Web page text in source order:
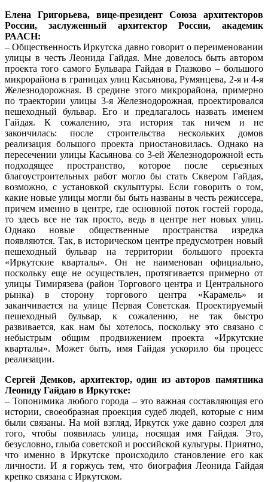
Елена Григорьева, вице-президент Союза архитекторов
России, заслуженный архитектор России, академик
РААСН:
– Общественность Иркутска давно говорит о переименовании
улицы в честь Леонида Гайдая. Мне довелось быть автором
проекта того самого Бульвара Гайдая в Глазково – большого
микрорайона в границах улиц Касьянова, Румянцева, 2-я и 4-я
Железнодорожная. В средине этого микрорайона, примерно
по траектории улицы 3-я Железнодорожная, проектировался
пешеходный бульвар. Его и предлагалось назвать именем
Гайдая. К сожалению, эта история так ничем и не
закончилась: после строительства нескольких домов
реализация большого проекта приостановилась. Однако на
пересечении улицы Касьянова со 3-ей Железнодорожной есть
подходящее пространство, которое после серьезных
благоустроительных работ могло бы стать Сквером Гайдая,
возможно, с установкой скульптуры. Если говорить о том,
какие новые улицы могли бы быть названы в честь режиссера,
причем именно в центре, где основной поток гостей города,
то здесь все не так просто, ведь в центре нет новых улиц.
Однако новые общественные пространства изредка
появляются. Так, в историческом центре предусмотрен новый
пешеходный бульвар на территории большого проекта
«Иркутские кварталы». Он не наименован официально,
поскольку еще не осуществлен, протягивается примерно от
улицы Тимирязева (район Торгового центра и Центрального
рынка) в сторону торгового центра «Карамель» и
заканчивается на улице Первая Советская. Проектируемый
пешеходный бульвар, к сожалению, не так быстро
развивается, как нам бы хотелось, поскольку это связано с
небыстрым общим продвижением проекта «Иркутские
кварталы». Может быть, имя Гайдая ускорило бы процесс
реализации.
Сергей Демков, архитектор, один из авторов памятника
Леониду Гайдаю в Иркутске:
– Топонимика любого города – это важная составляющая его
истории, своеобразная проекция судеб людей, которые с ним
были связаны. На мой взгляд, Иркутск уже давно созрел для
того, чтобы появилась улица, носящая имя Гайдая. Это,
безусловно, глыба советской и российской культуры. Приятно,
что именно в Иркутске происходило становление его как
личности. И я горжусь тем, что биография Леонида Гайдая
крепко связана с Иркутском.